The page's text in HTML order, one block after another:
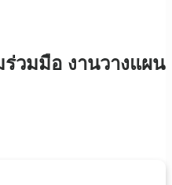
วมมือ งานวางแผน